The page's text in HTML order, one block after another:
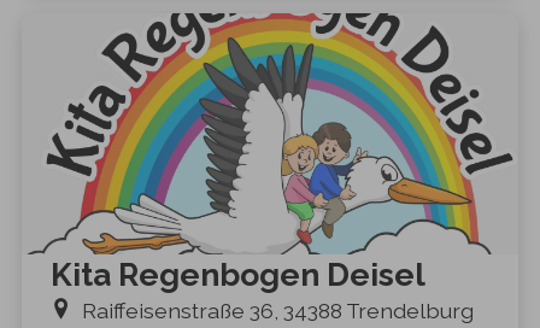
Kita Regenbogen Deisel
Raiffeisenstraße 36, 34388 Trendelburg